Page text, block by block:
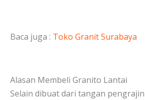
Baca juga : Toko Granit Surabaya
Alasan Membeli Granito Lantai
Selain dibuat dari tangan